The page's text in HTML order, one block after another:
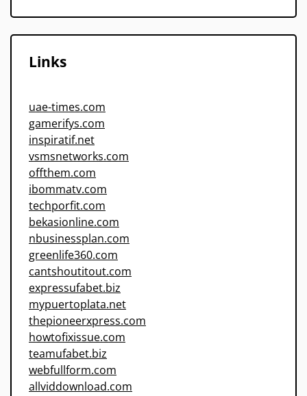
Links
uae-times.com
gamerifys.com
inspiratif.net
vsmsnetworks.com
offthem.com
ibommatv.com
techporfit.com
bekasionline.com
nbusinessplan.com
greenlife360.com
cantshoutitout.com
expressufabet.biz
mypuertoplata.net
thepioneerxpress.com
howtofixissue.com
teamufabet.biz
webfullform.com
allviddownload.com